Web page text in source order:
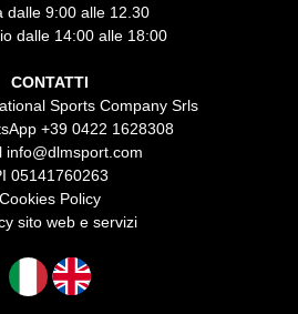
dalle 9:00 alle 12.30
dalle 14:00 alle 18:00
CONTATTI
Sports Company Srls
+39 0422 1628308
info@dlmsport.com
05141760263
Cookies Policy
sito web e servizi